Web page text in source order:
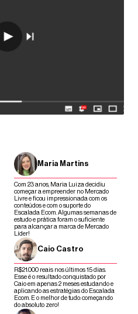
Maria Martins
Com 23 anos, Maria Luiza decidiu
começar a empreender no Mercado
Livre e ficou impressionada com os
conteúdos e com o suporte do
Escalada Ecom. Algumas semanas de
estudo e prática foram o suficiente
para alcançar a marca de Mercado
Líder!
Caio Castro
R$21.000 reais nos últimos 15 dias.
Esse é o resultado conquistado por
Caio em apenas 2 meses estudando e
aplicando as estratégias do Escalada
Ecom. E o melhor de tudo: começando
do absoluto zero!